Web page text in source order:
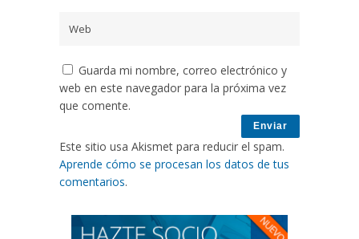
Guarda mi nombre, correo electrónico y
web en este navegador para la próxima vez
que comente.
Este sitio usa Akismet para reducir el spam.
Aprende cómo se procesan los datos de tus
comentarios.